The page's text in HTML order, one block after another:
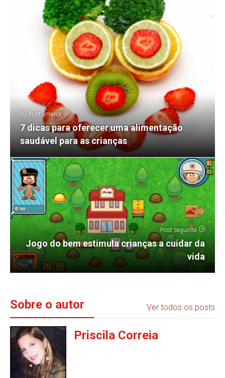
Post anterior
7 dicas para oferecer uma alimentação
saudável para as crianças
Post seguinte
Jogo do bem estimula crianças a cuidar da
vida
Sobre o autor Ver todos os posts
Priscila Correia